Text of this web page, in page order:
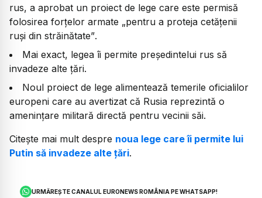
rus, a aprobat un proiect de lege care este permisă
folosirea forțelor armate „pentru a proteja cetățenii
ruși din străinătate”.
Mai exact, legea îi permite președintelui rus să
invadeze alte țări.
Noul proiect de lege alimentează temerile oficialilor
europeni care au avertizat că Rusia reprezintă o
amenințare militară directă pentru vecinii săi.
Citește mai mult despre noua lege care îi permite lui
Putin să invadeze alte țări.
URMĂREȘTE CANALUL EURONEWS ROMÂNIA PE WHATSAPP!